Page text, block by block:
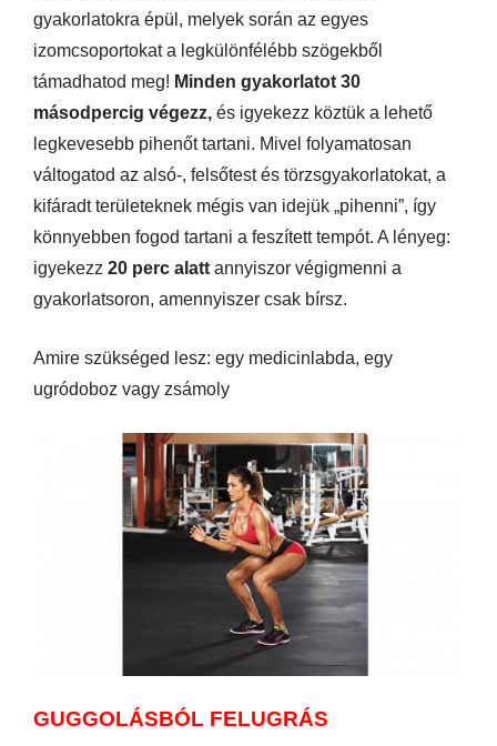
gyakorlatokra épül, melyek során az egyes
izomcsoportokat a legkülönfélébb szögekből
támadhatod meg! Minden gyakorlatot 30
másodpercig végezz, és igyekezz köztük a lehető
legkevesebb pihenőt tartani. Mivel folyamatosan
váltogatod az alsó-, felsőtest és törzsgyakorlatokat, a
kifáradt területeknek mégis van idejük „pihenni”, így
könnyebben fogod tartani a feszített tempót. A lényeg:
igyekezz 20 perc alatt annyiszor végigmenni a
gyakorlatsoron, amennyiszer csak bírsz.
Amire szükséged lesz: egy medicinlabda, egy
ugródoboz vagy zsámoly
GUGGOLÁSBÓL FELUGRÁS